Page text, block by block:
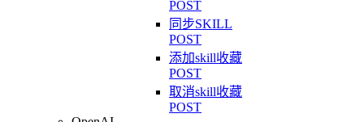
POST
同步SKILL
POST
添加skill收藏
POST
取消skill收藏
POST